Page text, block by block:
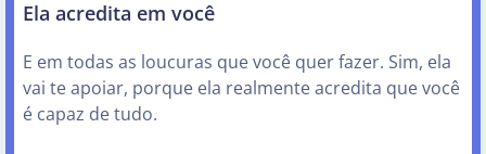
Ela acredita em você
E em todas as loucuras que você quer fazer. Sim, ela
vai te apoiar, porque ela realmente acredita que você
é capaz de tudo.